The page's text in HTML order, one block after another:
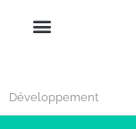
Développement